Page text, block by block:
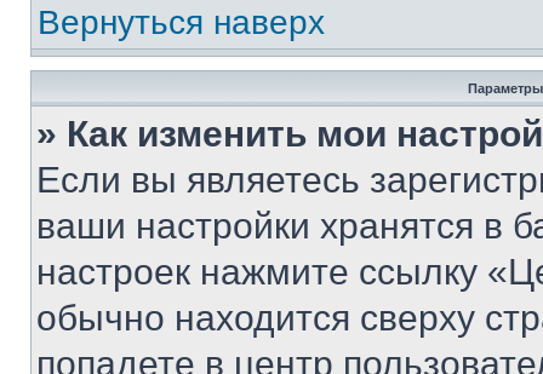
Вернуться наверх
Параметры
» Как изменить мои
Если вы являетесь
ваши настройки хранятся в
настроек нажмите ссылку
обычно находится сверху
попадете в центр